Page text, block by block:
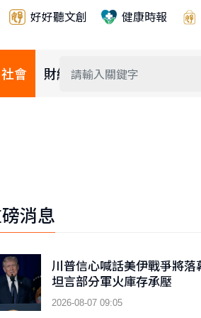
好好聽文創 健康時報
社會 財經 公益
消息
川普信心喊話美伊戰爭將
坦言部分軍火庫存承壓
2026-08-07 09:05